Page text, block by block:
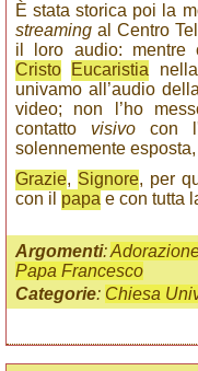
È stata storica poi la
streaming al Centro
il loro audio: mentre
Cristo
Eucaristia
univamo all’audio
video; non l’ho
contatto visivo con
solennemente esposta,
Grazie, Signore, per
con il papa e con tutta
Argomenti:
Papa Francesco
Categorie: Chiesa